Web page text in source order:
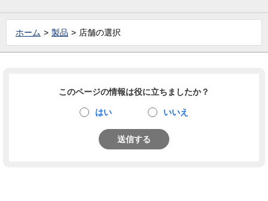
ホーム 製品 店舗の選択
このページの情報は役に立ちましたか？
はい いいえ
送信する